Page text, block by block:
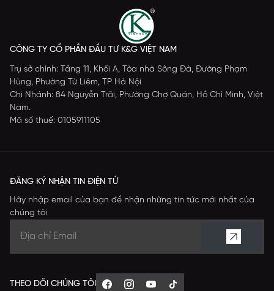
CÔNG TY CỔ PHẦN ĐẦU TƯ K&G VIỆT NAM
Trụ sở chính: Tầng 11, Khối A, Tòa nhà Sông Đà, Đường Phạm
Hùng, Phường Từ Liêm, TP Hà Nội
Chi Nhánh: 84 Nguyễn Trãi, Phường Chợ Quán, Hồ Chí Minh, Việt
Nam.
Mã số thuế: 0105911105
ĐĂNG KÝ NHẬN TIN ĐIỆN TỬ
Hãy nhập email của bạn để nhận những tin tức mới nhất của
chúng tôi
THEO DÕI CHÚNG TÔI